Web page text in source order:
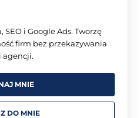
SEO i Google Ads. Tworzę
firm bez przekazywania
agencji.
MNIE
DO MNIE